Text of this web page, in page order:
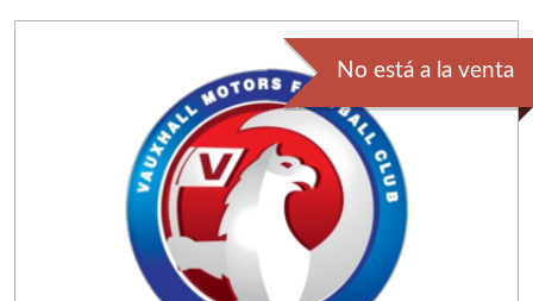
No está a la venta